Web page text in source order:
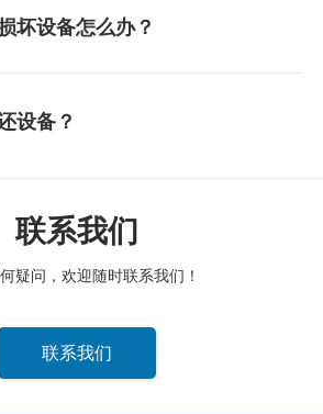
坏设备怎么办？
，以涵盖丢失或损坏的情况。如果没有保
。设备？
联系我们
疑问，欢迎随时联系我们！
联系我们